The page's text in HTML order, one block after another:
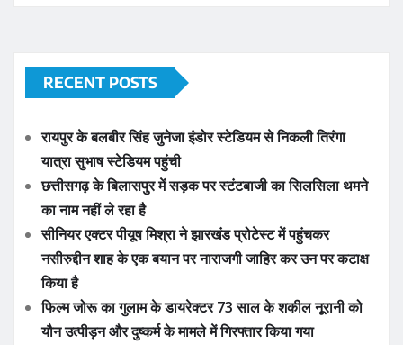
RECENT POSTS
रायपुर के बलबीर सिंह जुनेजा इंडोर स्टेडियम से निकली तिरंगा
यात्रा सुभाष स्टेडियम पहुंची
छत्तीसगढ़ के बिलासपुर में सड़क पर स्टंटबाजी का सिलसिला थमने
का नाम नहीं ले रहा है
सीनियर एक्टर पीयूष मिश्रा ने झारखंड प्रोटेस्ट में पहुंचकर
नसीरुद्दीन शाह के एक बयान पर नाराजगी जाहिर कर उन पर कटाक्ष
किया है
फिल्म जोरू का गुलाम के डायरेक्टर 73 साल के शकील नूरानी को
यौन उत्पीड़न और दुष्कर्म के मामले में गिरफ्तार किया गया